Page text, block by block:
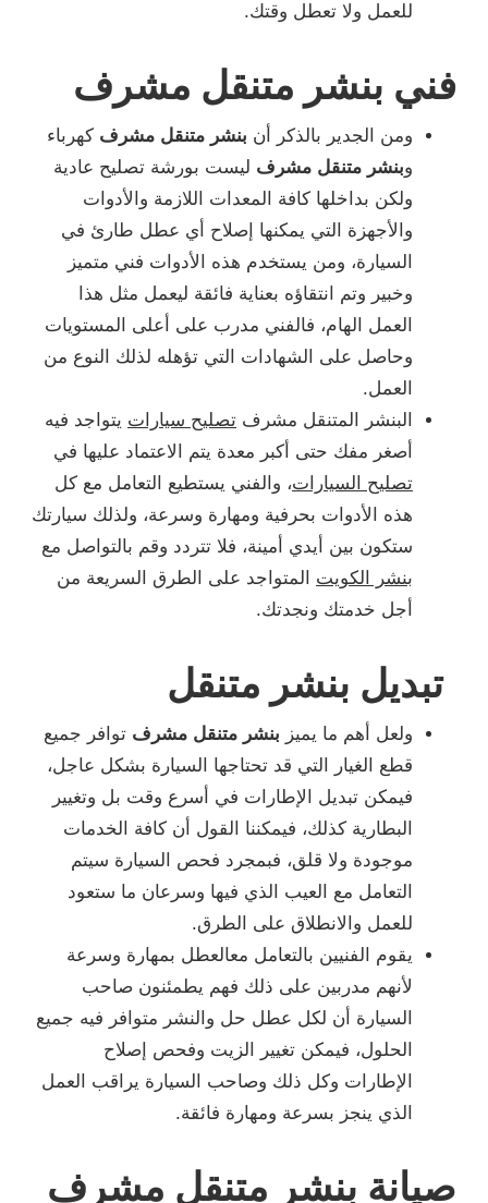
للعمل ولا تعطل وقتك.
فني بنشر متنقل مشرف
ومن الجدير بالذكر أن بنشر متنقل مشرف كهرباء
وبنشر متنقل مشرف ليست بورشة تصليح عادية
ولكن بداخلها كافة المعدات اللازمة والأدوات
والأجهزة التي يمكنها إصلاح أي عطل طارئ في
السيارة، ومن يستخدم هذه الأدوات فني متميز
وخبير وتم انتقاؤه بعناية فائقة ليعمل مثل هذا
العمل الهام، فالفني مدرب على أعلى المستويات
وحاصل على الشهادات التي تؤهله لذلك النوع من
العمل.
البنشر المتنقل مشرف تصليح سيارات يتواجد فيه
أصغر مفك حتى أكبر معدة يتم الاعتماد عليها في
تصليح السيارات، والفني يستطيع التعامل مع كل
هذه الأدوات بحرفية ومهارة وسرعة، ولذلك سيارتك
ستكون بين أيدي أمينة، فلا تتردد وقم بالتواصل مع
بنشر الكويت المتواجد على الطرق السريعة من
أجل خدمتك ونجدتك.
تبديل بنشر متنقل
ولعل أهم ما يميز بنشر متنقل مشرف توافر جميع
قطع الغيار التي قد تحتاجها السيارة بشكل عاجل،
فيمكن تبديل الإطارات في أسرع وقت بل وتغيير
البطارية كذلك، فيمكننا القول أن كافة الخدمات
موجودة ولا قلق، فبمجرد فحص السيارة سيتم
التعامل مع العيب الذي فيها وسرعان ما ستعود
للعمل والانطلاق على الطرق.
يقوم الفنيين بالتعامل معالعطل بمهارة وسرعة
لأنهم مدربين على ذلك فهم يطمئنون صاحب
السيارة أن لكل عطل حل والنشر متوافر فيه جميع
الحلول، فيمكن تغيير الزيت وفحص إصلاح
الإطارات وكل ذلك وصاحب السيارة يراقب العمل
الذي ينجز بسرعة ومهارة فائقة.
صيانة بنشر متنقل مشرف